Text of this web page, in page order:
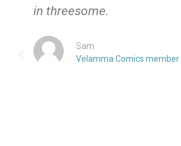
in threesome.
Sam
Velamma Comics member